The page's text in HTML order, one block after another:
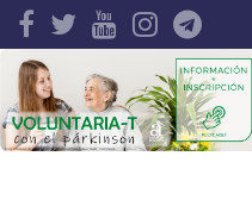
Search for: